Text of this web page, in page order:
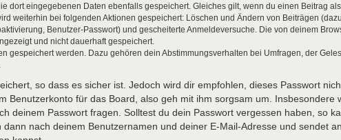
dort eingegebenen Daten ebenfalls gespeichert. Gleiches gilt, wenn du einen Beitrag
weiterhin bei folgenden Aktionen gespeichert: Löschen und Ändern von Beiträgen
Benutzer-Passwort) und gescheiterte Anmeldeversuche. Die von deinem
und nicht dauerhaft gespeichert.
gespeichert werden. Dazu gehören dein Abstimmungsverhalten bei Umfragen, der
so dass es sicher ist. Jedoch wird dir empfohlen, dieses Passwort
Benutzerkonto für das Board, also geh mit ihm sorgsam um. Insbesondere
deinem Passwort fragen. Solltest du dein Passwort vergessen haben, so
nach deinem Benutzernamen und deiner E-Mail-Adresse und sendet